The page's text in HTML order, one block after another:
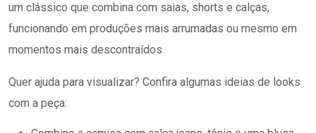
um clássico que combina com saias, shorts e calças,
funcionando em produções mais arrumadas ou mesmo em
momentos mais descontraídos.
Quer ajuda para visualizar? Confira algumas ideias de looks
com a peça: